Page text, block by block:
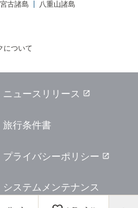
宮古諸島 八重山諸島
について
ニュースリリース
旅行条件書
プライバシーポリシー
システムメンテナンス